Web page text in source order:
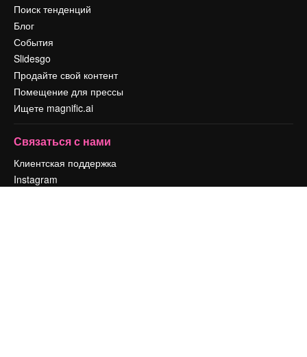
Поиск тенденций
Блог
События
Slidesgo
Продайте свой контент
Помещение для прессы
Ищете magnific.ai
Связаться с нами
Клиентская поддержка
Instagram